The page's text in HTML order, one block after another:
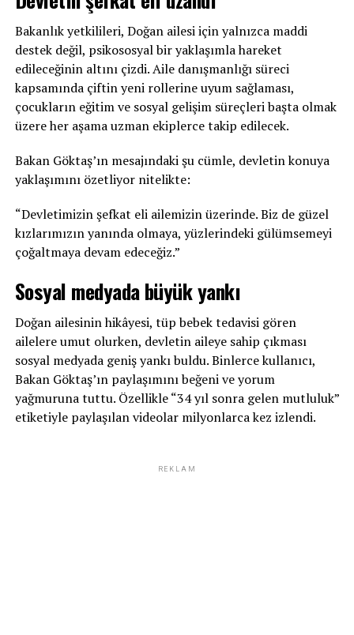
Bakanlık yetkilileri, Doğan ailesi için yalnızca maddi
destek değil, psikososyal bir yaklaşımla hareket
edileceğinin altını çizdi. Aile danışmanlığı süreci
kapsamında çiftin yeni rollerine uyum sağlaması,
çocukların eğitim ve sosyal gelişim süreçleri başta olmak
üzere her aşama uzman ekiplerce takip edilecek.
Bakan Göktaş’ın mesajındaki şu cümle, devletin konuya
yaklaşımını özetliyor nitelikte:
“Devletimizin şefkat eli ailemizin üzerinde. Biz de güzel
kızlarımızın yanında olmaya, yüzlerindeki gülümsemeyi
çoğaltmaya devam edeceğiz.”
Sosyal medyada büyük yankı
Doğan ailesinin hikâyesi, tüp bebek tedavisi gören
ailelere umut olurken, devletin aileye sahip çıkması
sosyal medyada geniş yankı buldu. Binlerce kullanıcı,
Bakan Göktaş’ın paylaşımını beğeni ve yorum
yağmuruna tuttu. Özellikle “34 yıl sonra gelen mutluluk”
etiketiyle paylaşılan videolar milyonlarca kez izlendi.
REKLAM